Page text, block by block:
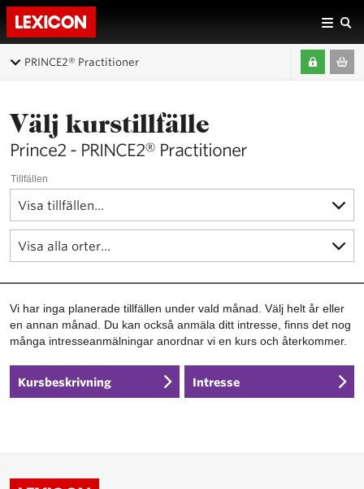
PRINCE2® Practitioner
Välj kurstillfälle
Prince2 - PRINCE2® Practitioner
Tillfällen
Vi har inga planerade tillfällen under vald månad. Välj helt år eller
en annan månad. Du kan också anmäla ditt intresse, finns det nog
många intresseanmälningar anordnar vi en kurs och återkommer.
Kursbeskrivning Intresse